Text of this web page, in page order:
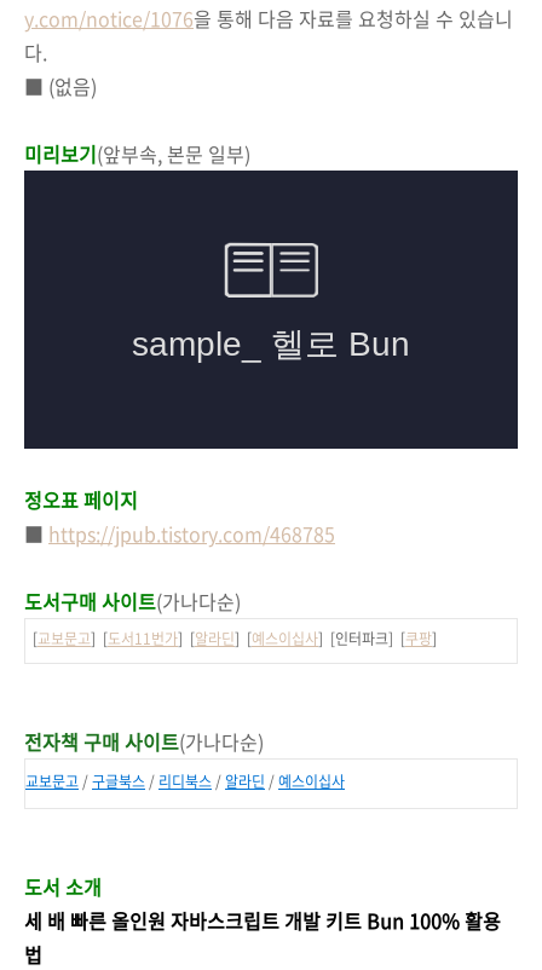
y.com/notice/1076을 통해 다음 자료를 요청하실 수 있습니
다.
■ (없음)
미리보기(앞부속, 본문 일부)
정오표 페이지
■ https://jpub.tistory.com/468785
도서구매 사이트(가나다순)
[교보문고] [도서11번가] [알라딘] [예스이십사] [인터파크] [쿠팡]
전자책 구매 사이트(가나다순)
교보문고 /구글북스 / 리디북스 /알라딘 /예스이십사
도서 소개
세 배 빠른 올인원 자바스크립트 개발 키트 Bun 100% 활용
법